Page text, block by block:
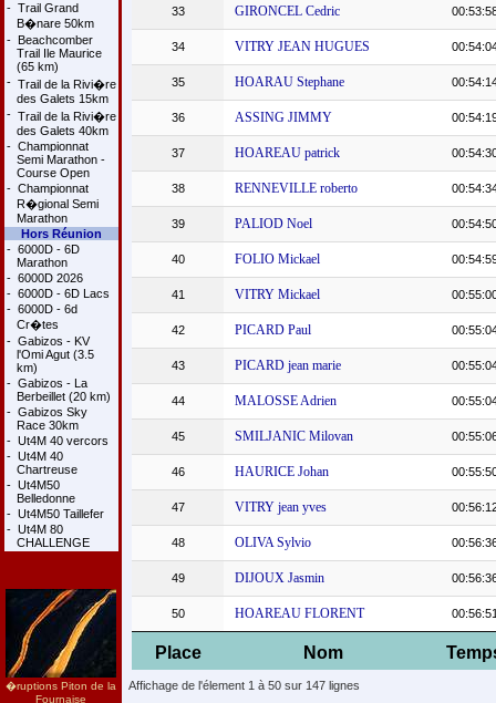
- Trail Grand
B�nare 50km
- Beachcomber
Trail Ile Maurice
(65 km)
- Trail de la Rivi�re
des Galets 15km
- Trail de la Rivi�re
des Galets 40km
- Championnat
Semi Marathon -
Course Open
- Championnat
R�gional Semi
Marathon
Hors Réunion
- 6000D - 6D
Marathon
- 6000D 2026
- 6000D - 6D Lacs
- 6000D - 6d
Cr�tes
- Gabizos - KV
l'Omi Agut (3.5
km)
- Gabizos - La
Berbeillet (20 km)
- Gabizos Sky
Race 30km
- Ut4M 40 vercors
- Ut4M 40
Chartreuse
- Ut4M50
Belledonne
- Ut4M50 Taillefer
- Ut4M 80
CHALLENGE
�ruptions Piton de la
Fournaise
Place Nom
33 GIRONCEL Cedric
34 VITRY JEAN HUGUES
35 HOARAU Stephane
36 ASSING JIMMY
37 HOAREAU patrick
38 RENNEVILLE roberto
39 PALIOD Noel
40 FOLIO Mickael
41 VITRY Mickael
42 PICARD Paul
43 PICARD jean marie
44 MALOSSE Adrien
45 SMILJANIC Milovan
46 HAURICE Johan
47 VITRY jean yves
48 OLIVA Sylvio
49 DIJOUX Jasmin
50 HOAREAU FLORENT
Affichage de l'élement 1 à 50 sur 147 lignes